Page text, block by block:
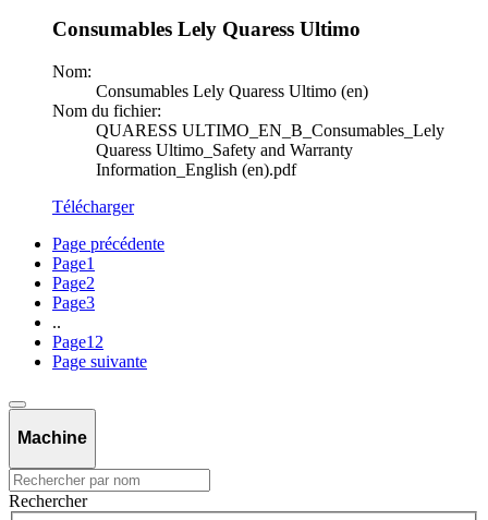
Consumables Lely Quaress Ultimo
Nom:
Consumables Lely Quaress Ultimo (en)
Nom du fichier:
QUARESS ULTIMO_EN_B_Consumables_Lely
Quaress Ultimo_Safety and Warranty
Information_English (en).pdf
Télécharger
Page précédente
Page1
Page2
Page3
..
Page12
Page suivante
Machine
Rechercher